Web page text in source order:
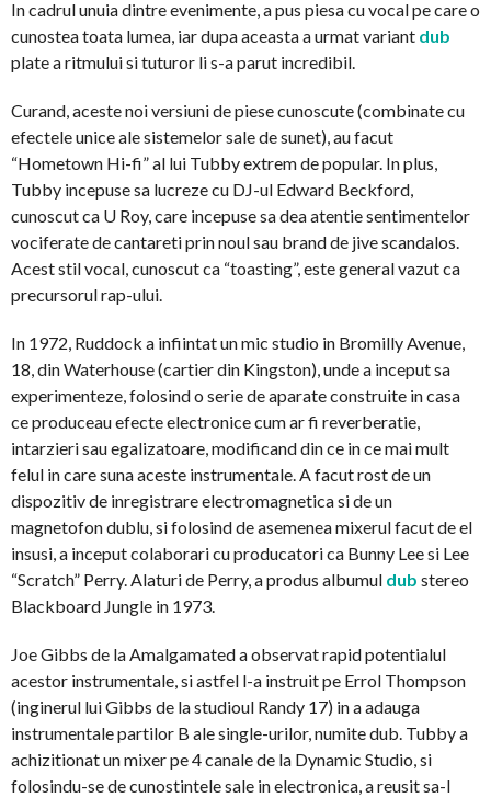
In cadrul unuia dintre evenimente, a pus piesa cu vocal pe care o
cunostea toata lumea, iar dupa aceasta a urmat variant dub
plate a ritmului si tuturor li s-a parut incredibil.
Curand, aceste noi versiuni de piese cunoscute (combinate cu
efectele unice ale sistemelor sale de sunet), au facut
“Hometown Hi-fi” al lui Tubby extrem de popular. In plus,
Tubby incepuse sa lucreze cu DJ-ul Edward Beckford,
cunoscut ca U Roy, care incepuse sa dea atentie sentimentelor
vociferate de cantareti prin noul sau brand de jive scandalos.
Acest stil vocal, cunoscut ca “toasting”, este general vazut ca
precursorul rap-ului.
In 1972, Ruddock a infiintat un mic studio in Bromilly Avenue,
18, din Waterhouse (cartier din Kingston), unde a inceput sa
experimenteze, folosind o serie de aparate construite in casa
ce produceau efecte electronice cum ar fi reverberatie,
intarzieri sau egalizatoare, modificand din ce in ce mai mult
felul in care suna aceste instrumentale. A facut rost de un
dispozitiv de inregistrare electromagnetica si de un
magnetofon dublu, si folosind de asemenea mixerul facut de el
insusi, a inceput colaborari cu producatori ca Bunny Lee si Lee
“Scratch” Perry. Alaturi de Perry, a produs albumul dub stereo
Blackboard Jungle in 1973.
Joe Gibbs de la Amalgamated a observat rapid potentialul
acestor instrumentale, si astfel l-a instruit pe Errol Thompson
(inginerul lui Gibbs de la studioul Randy 17) in a adauga
instrumentale partilor B ale single-urilor, numite dub. Tubby a
achizitionat un mixer pe 4 canale de la Dynamic Studio, si
folosindu-se de cunostintele sale in electronica, a reusit sa-l